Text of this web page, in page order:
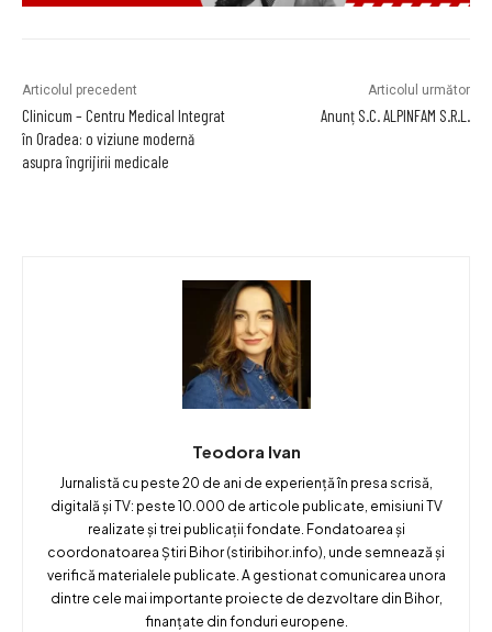
Articolul precedent
Clinicum – Centru Medical Integrat
în Oradea: o viziune modernă
asupra îngrijirii medicale
Articolul următor
Anunț S.C. ALPINFAM S.R.L.
Teodora Ivan
Jurnalistă cu peste 20 de ani de experiență în presa scrisă,
digitală și TV: peste 10.000 de articole publicate, emisiuni TV
realizate și trei publicații fondate. Fondatoarea și
coordonatoarea Știri Bihor (stiribihor.info), unde semnează și
verifică materialele publicate. A gestionat comunicarea unora
dintre cele mai importante proiecte de dezvoltare din Bihor,
finanțate din fonduri europene.